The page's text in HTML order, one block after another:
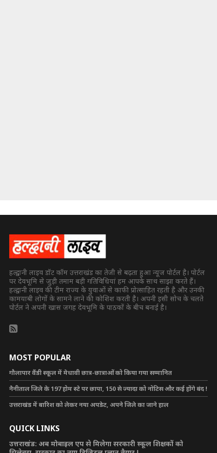
हल्द्वानी लाइव डॉट कॉम उत्तराखंड का तेजी से बढ़ता हुआ न्यूज पोर्टल है। पोर्टल
पर देवभूमि से जुड़ी तमाम बड़ी गतिविधियां हम आपके साथ साझा करते हैं।
हल्द्वानी लाइव की टीम राज्य के युवाओं से काफी प्रोत्साहित रहती है और उनकी
कामयाबी लोगों के सामने लाने की कोशिश करती है। अपनी इसी सोच के चलते
पोर्टल ने अपनी खास जगह देवभूमि के पाठकों के बीच बनाई है।
MOST POPULAR
गौलापार वैंडी स्कूल में मेधावी छात्र-छात्राओं को किया गया सम्मानित
नैनीताल जिले के 197 होम स्टे पर छापा, 150 से ज्यादा को नोटिस और कई होंगे बंद !
उत्तराखंड में बारिश को लेकर नया अपडेट, अपने जिले का जाने हाल
QUICK LINKS
उत्तराखंड: अब मोबाइल एप से मिलेगा सरकारी स्कूल शिक्षकों को